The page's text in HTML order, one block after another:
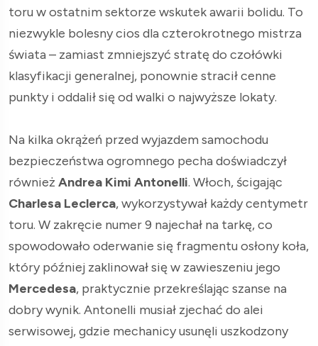
toru w ostatnim sektorze wskutek awarii bolidu. To
niezwykle bolesny cios dla czterokrotnego mistrza
świata – zamiast zmniejszyć stratę do czołówki
klasyfikacji generalnej, ponownie stracił cenne
punkty i oddalił się od walki o najwyższe lokaty.
Na kilka okrążeń przed wyjazdem samochodu
bezpieczeństwa ogromnego pecha doświadczył
również Andrea Kimi Antonelli. Włoch, ścigając
Charlesa Leclerca, wykorzystywał każdy centymetr
toru. W zakręcie numer 9 najechał na tarkę, co
spowodowało oderwanie się fragmentu osłony koła,
który później zaklinował się w zawieszeniu jego
Mercedesa, praktycznie przekreślając szanse na
dobry wynik. Antonelli musiał zjechać do alei
serwisowej, gdzie mechanicy usunęli uszkodzony